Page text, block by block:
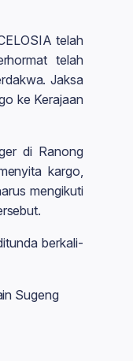
telah
telah
Jaksa
ke Kerajaan
di Ranong
kargo,
mengikuti
berkali-
Sugeng